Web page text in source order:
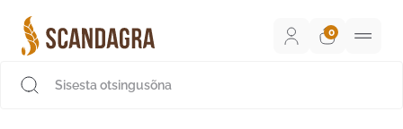
sisu
juurde